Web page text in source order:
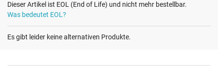
Dieser Artikel ist EOL (End of Life) und nicht mehr bestellbar.
Was bedeutet EOL?
Es gibt leider keine alternativen Produkte.